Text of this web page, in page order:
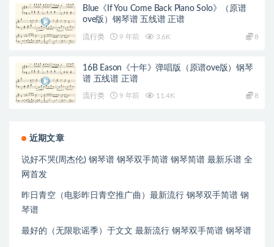
Blue《If You Come Back Piano Solo》（原谱
ove版）钢琴谱 五线谱 正谱
流行类 9 年前 3.6K 8
16B Eason《十年》弹唱版（原谱ove版）钢琴
谱 五线谱 正谱
流行类 9 年前 11.4K 8
近期文章
说好不哭(周杰伦) 钢琴谱 钢琴双手简谱 钢琴简谱 最新乐谱 全
网首发
昨日青空（电影昨日青空推广曲）最新流行 钢琴双手简谱 钢
琴谱
最好的（无限歌谣季）于文文 最新流行 钢琴双手简谱 钢琴谱